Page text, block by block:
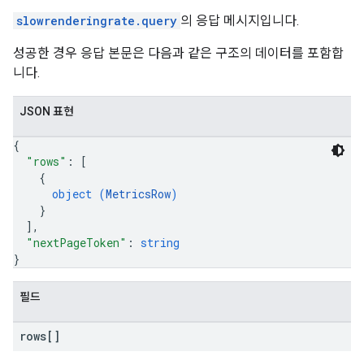
slowrenderingrate.query 의 응답 메시지입니다.
성공한 경우 응답 본문은 다음과 같은 구조의 데이터를 포함합
니다.
JSON 표현
{
"rows" :
[
{
object (MetricsRow)
}
] ,
"nextPageToken" : string
}
필드
rows[]